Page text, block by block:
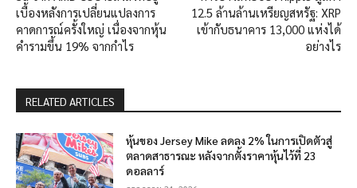
เบื้องหลังการเปลี่ยนแปลงการ
คาดการณ์ครั้งใหญ่ เนื่องจากหุ้น
คำรามขึ้น 19% จากกำไร
12.5 ล้านล้านเหรียญสหรัฐ: XRP
เข้ากับธนาคาร 13,000 แห่งได้
อย่างไร
RELATED ARTICLES
หุ้นของ Jersey Mike ลดลง 2% ในการเปิดตัวสู่
ตลาดสาธารณะ หลังจากตั้งราคาหุ้นไว้ที่ 23
ดอลลาร์